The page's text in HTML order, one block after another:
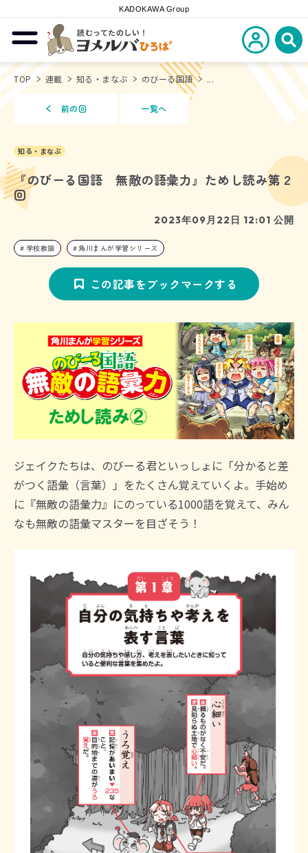
KADOKAWA Group
メニューを開閉する
読むってたのしい！
ヨメルバひろば
新規会員登
検
TOP 連載 知る・まなぶ のびーる国語 ...
前の回 一覧へ
知る・まなぶ
『のびーる国語 無敵の語彙力』ためし読み第２
回
2023年09月22日 12:01 公開
学校教諭 角川まんが学習シリーズ
この記事をブックマークする
ジェイクたちは、のびーる君といっしょに「分かると差
がつく語彙（言葉）」をたくさん覚えていくよ。手始め
に『無敵の語彙力』にのっている1000語を覚えて、みん
なも無敵の語彙マスターを目ざそう！